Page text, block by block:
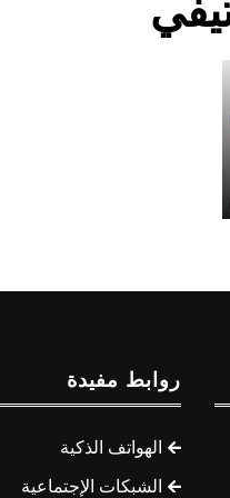
روابط مفيدة
الهواتف الذكية
الشبكات الإجتماعية